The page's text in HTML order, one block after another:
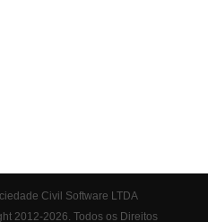
Civil Software LTDA
2012-2026. Todos os Direitos